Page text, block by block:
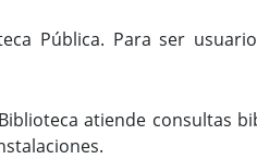
Pública. Para ser
atiende consultas